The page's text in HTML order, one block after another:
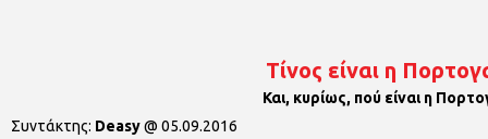
Τίνος είναι η
Και, κυρίως, πού είναι η
Συντάκτης: Deasy@ 05.09.2016